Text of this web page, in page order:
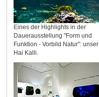
Eines der Highlights in der
Dauerausstellung "Form und
Funktion - Vorbild Natur": unser
Hai Kalli.